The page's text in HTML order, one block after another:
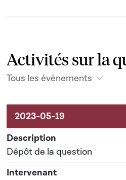
Activités sur la
Tous les évènements
Activités liées au dossier
Dépôt de la question